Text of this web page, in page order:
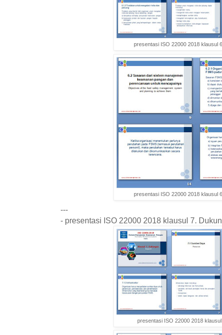
presentasi ISO 22000 2018 klausul
presentasi ISO 22000 2018 klausul
---
- presentasi ISO 22000 2018 klausul 7.
presentasi ISO 22000 2018